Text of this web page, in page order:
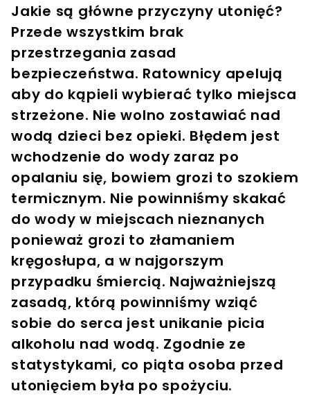
Jakie są główne przyczyny utonięć?
Przede wszystkim brak
przestrzegania zasad
bezpieczeństwa. Ratownicy apelują
aby do kąpieli wybierać tylko miejsca
strzeżone. Nie wolno zostawiać nad
wodą dzieci bez opieki. Błędem jest
wchodzenie do wody zaraz po
opalaniu się, bowiem grozi to szokiem
termicznym. Nie powinniśmy skakać
do wody w miejscach nieznanych
ponieważ grozi to złamaniem
kręgosłupa, a w najgorszym
przypadku śmiercią. Najważniejszą
zasadą, którą powinniśmy wziąć
sobie do serca jest unikanie picia
alkoholu nad wodą. Zgodnie ze
statystykami, co piąta osoba przed
utonięciem była po spożyciu.